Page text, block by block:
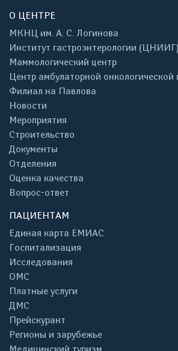
О ЦЕНТРЕ
МКНЦ им. А. С. Логинова
Институт гастроэнтерологии (ЦНИИГ)
Маммологический центр
Центр амбулаторной
Филиал на Павлова
Новости
Мероприятия
Строительство
Документы
Отделения
Оценка качества
Вопрос-ответ
ПАЦИЕНТАМ
Единая карта ЕМИАС
Госпитализация
Исследования
ОМС
Платные услуги
ДМС
Прейскурант
Регионы и зарубежье